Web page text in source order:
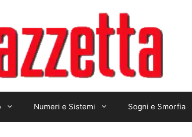
Numeri e Sistemi Sogni e Smorfia